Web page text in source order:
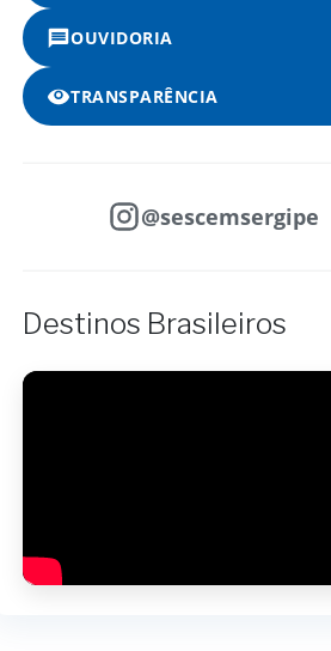
OUVIDORIA
TRANSPARÊNCIA
@sescemsergipe
Destinos Brasileiros